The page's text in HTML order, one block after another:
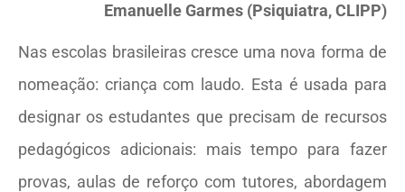
Emanuelle Garmes (Psiquiatra, CLIPP)
Nas escolas brasileiras cresce uma nova forma de
nomeação: criança com laudo. Esta é usada para
designar os estudantes que precisam de recursos
pedagógicos adicionais: mais tempo para fazer
provas, aulas de reforço com tutores, abordagem